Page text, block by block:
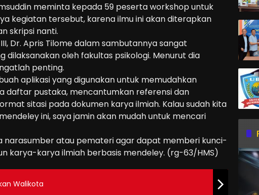
meminta kepada 59 peserta workshop untuk
kegiatan tersebut, karena ilmu ini akan diterapkan
skripsi nanti.
Dr. Apris Tilome dalam sambutannya sangat
dilaksanakan oleh fakultas psikologi. Menurut dia
penting.
aplikasi yang digunakan untuk memudahkan
daftar pustaka, mencantumkan referensi dan
sitasi pada dokumen karya ilmiah. Kalau sudah kita
ini, saya jamin akan mudah untuk mencari
narasumber atau pemateri agar dapat memberi kunci-
karya-karya ilmiah berbasis mendeley. (rg-63/HMS)
Walikota